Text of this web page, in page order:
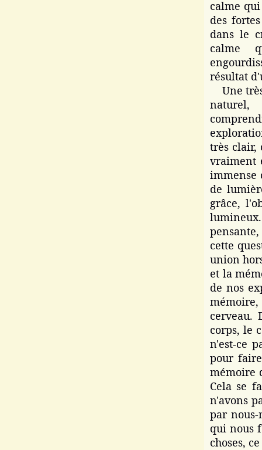
calme
des
dans le
calme
résultat
Une
naturel,
très clair,
vraiment
immense
de
grâce,
cette
union
et la
de nos
cerveau.
corps, le
n'est-ce
pour
mémoire
Cela se
n'avons
par
qui nous
choses,